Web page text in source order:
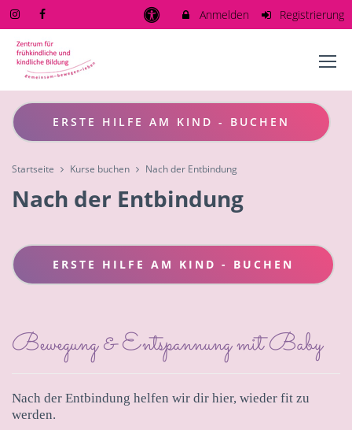
Anmelden Registrierung
ERSTE HILFE AM KIND - BUCHEN
Startseite Kurse buchen Nach der Entbindung
Nach der Entbindung
ERSTE HILFE AM KIND - BUCHEN
Bewegung & Entspannung mit Baby
Nach der Entbindung helfen wir dir hier, wieder fit zu
werden.